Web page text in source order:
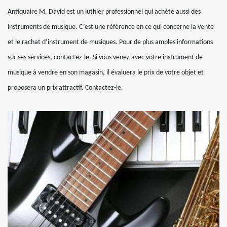
Antiquaire M. David est un luthier professionnel qui achète aussi des
instruments de musique. C’est une référence en ce qui concerne la vente
et le rachat d’instrument de musiques. Pour de plus amples informations
sur ses services, contactez-le. Si vous venez avec votre instrument de
musique à vendre en son magasin, il évaluera le prix de votre objet et
proposera un prix attractif. Contactez-le.